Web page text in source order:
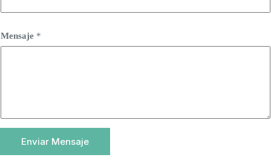
Mensaje *
Enviar Mensaje